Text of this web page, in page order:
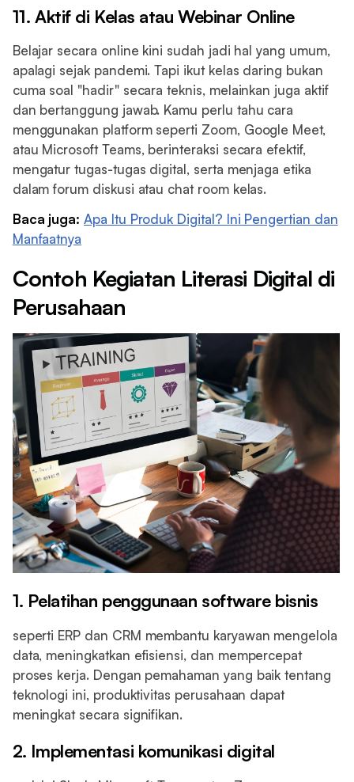
11. Aktif di Kelas atau Webinar Online
Belajar secara online kini sudah jadi hal yang umum,
apalagi sejak pandemi. Tapi ikut kelas daring bukan
cuma soal "hadir" secara teknis, melainkan juga aktif
dan bertanggung jawab. Kamu perlu tahu cara
menggunakan platform seperti Zoom, Google Meet,
atau Microsoft Teams, berinteraksi secara efektif,
mengatur tugas-tugas digital, serta menjaga etika
dalam forum diskusi atau chat room kelas.
Baca juga:Apa Itu Produk Digital? Ini Pengertian dan
Manfaatnya
Contoh Kegiatan Literasi Digital di
Perusahaan
1. Pelatihan penggunaan software bisnis
seperti ERP dan CRM membantu karyawan mengelola
data, meningkatkan efisiensi, dan mempercepat
proses kerja. Dengan pemahaman yang baik tentang
teknologi ini, produktivitas perusahaan dapat
meningkat secara signifikan.
2. Implementasi komunikasi digital